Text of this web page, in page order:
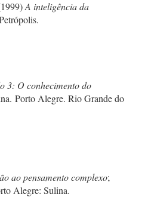
A inteligência da
3: O conhecimento do
Porto Alegre. Rio Grande do
ao pensamento complexo;
Alegre: Sulina.